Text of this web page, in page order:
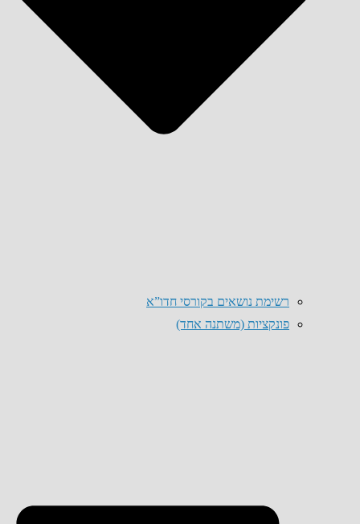
רשימת נושאים בקורסי חדו”א
פונקציות (משתנה אחד)